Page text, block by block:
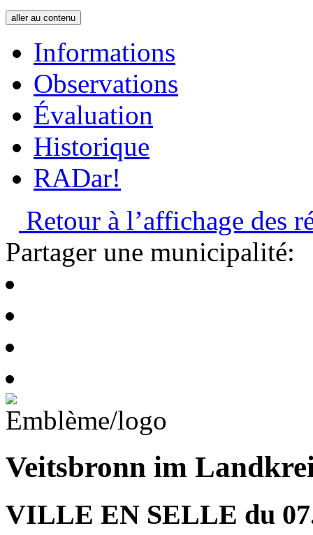
aller au contenu
Informations
Observations
Évaluation
Historique
RADar!
Retour à l’affichage des
Partager une municipalité:
Veitsbronn im
VILLE EN SELLE du